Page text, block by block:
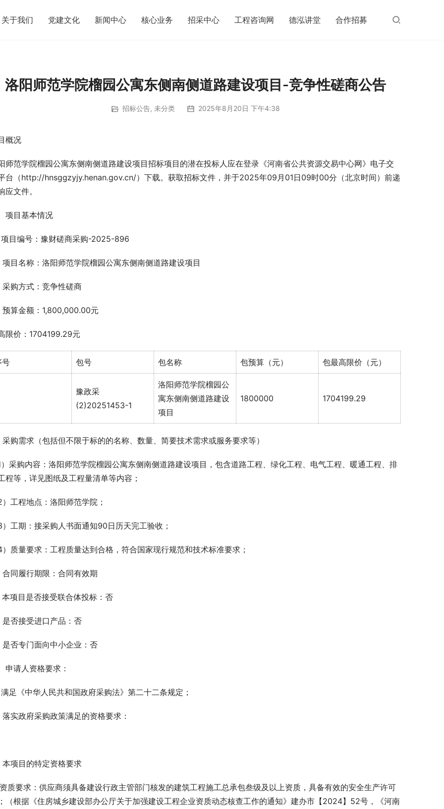
关于我们 党建文化 新闻中心 核心业务 招采中心 工程咨询网 德泓讲堂 合作招募
洛阳师范学院榴园公寓东侧南侧道路建设项目-竞争性磋商公告
招标公告, 未分类 2025年8月20日 下午4:38
概况
师范学院榴园公寓东侧南侧道路建设项目招标项目的潜在投标人应在登录《河南省公共资源交易中心网》电子交
台（http://hnsggzyjy.henan.gov.cn/）下载。获取招标文件，并于2025年09月01日09时00分（北京时间）前递
应文件。
项目基本情况
项目编号：豫财磋商采购-2025-896
项目名称：洛阳师范学院榴园公寓东侧南侧道路建设项目
采购方式：竞争性磋商
预算金额：1,800,000.00元
限价：1704199.29元
号 包号 包名称 包预算（元） 包最高限价（元）
豫政采
(2)20251453-1
洛阳师范学院榴园公
寓东侧南侧道路建设
项目
1800000 1704199.29
采购需求（包括但不限于标的的名称、数量、简要技术需求或服务要求等）
1）采购内容：洛阳师范学院榴园公寓东侧南侧道路建设项目，包含道路工程、绿化工程、电气工程、暖通工程、排
程等，详见图纸及工程量清单等内容；
2）工程地点：洛阳师范学院；
3）工期：接采购人书面通知90日历天完工验收；
4）质量要求：工程质量达到合格，符合国家现行规范和技术标准要求；
合同履行期限：合同有效期
本项目是否接受联合体投标：否
是否接受进口产品：否
是否专门面向中小企业：否
申请人资格要求：
满足《中华人民共和国政府采购法》第二十二条规定；
落实政府采购政策满足的资格要求：
本项目的特定资格要求
质要求：供应商须具备建设行政主管部门核发的建筑工程施工总承包叁级及以上资质，具备有效的安全生产许可
（根据《住房城乡建设部办公厅关于加强建设工程企业资质动态核查工作的通知》建办市【2024】52号，《河南